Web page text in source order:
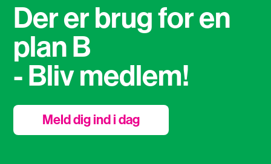
Der er brug for en
plan B
- Bliv medlem!
Meld dig ind i dag